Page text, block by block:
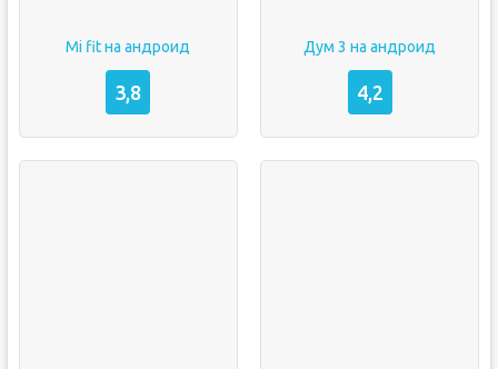
Mi fit на андроид
3,8
Дум 3 на андроид
4,2